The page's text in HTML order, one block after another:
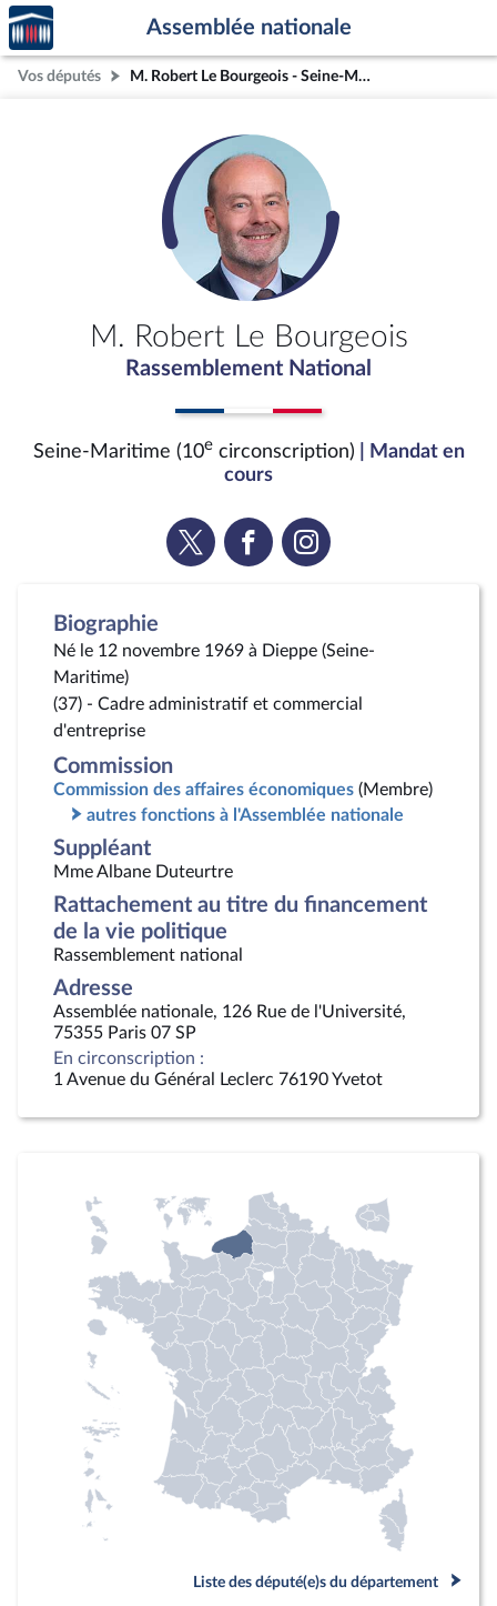
Aller au contenu
Aller en bas de la page
Accèder
à la
page
d'accueil
Assemblée nationale
Vos députés M. Robert Le Bourgeois - Seine-Maritime (10e circonscription)
M. Robert Le Bourgeois
Rassemblement National
Seine-Maritime (10ecirconscription)
| Mandat en
cours
Voir
la
Voir
la
Voir
la
Biographie
Né le 12 novembre 1969 à Dieppe (Seine-
Maritime)
(37) - Cadre administratif et commercial
d'entreprise
Commission
Commission des affaires économiques (Membre)
autres fonctions à l'Assemblée nationale
Suppléant
Mme Albane Duteurtre
Rattachement au titre du financement
de la vie politique
Rassemblement national
Adresse
Assemblée nationale, 126 Rue de l'Université,
75355 Paris 07 SP
En circonscription :
1 Avenue du Général Leclerc 76190 Yvetot
Liste des député(e)s du département